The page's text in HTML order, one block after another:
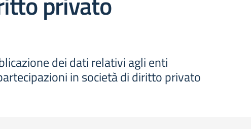
dei dati relativi agli enti
in società di diritto privato